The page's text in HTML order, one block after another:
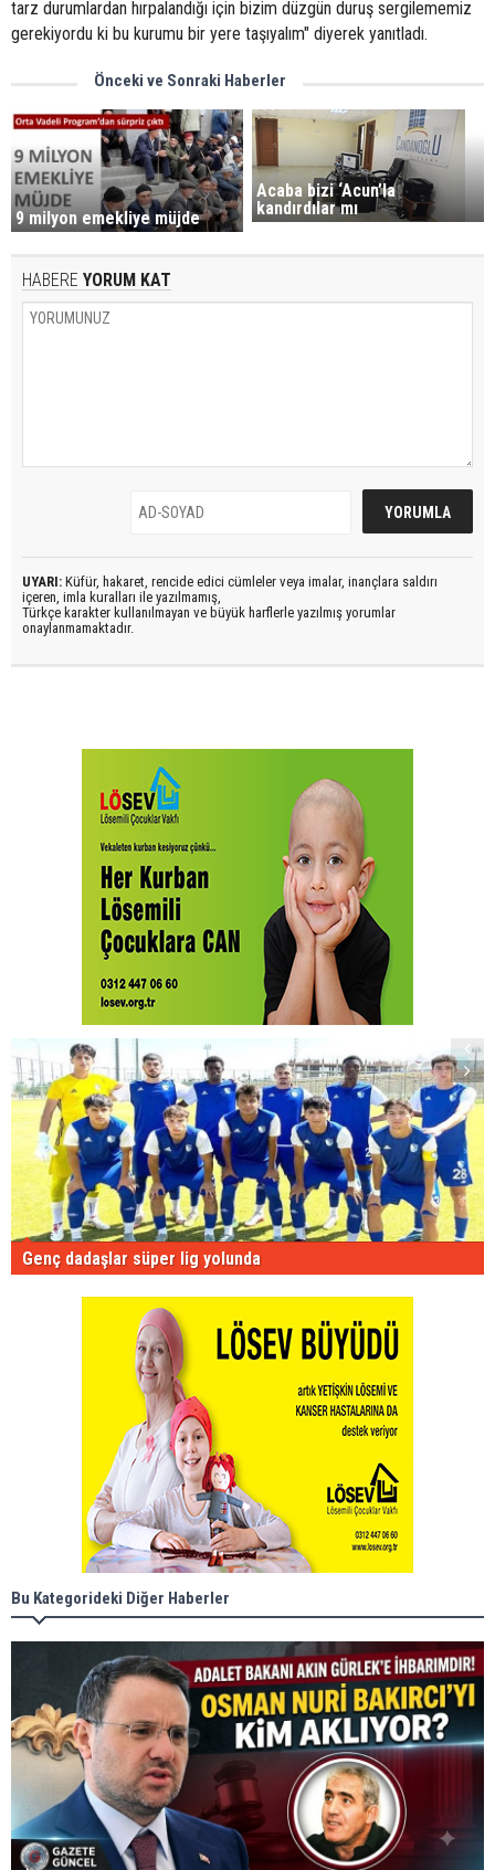
Önceki ve Sonraki Haberler
9 milyon emekliye müjde
Acaba bizi ‘Acun’la
kandırdılar mı
HABERE YORUM KAT
UYARI: Küfür, hakaret, rencide edici cümleler veya imalar, inançlara saldırı
içeren, imla kuralları ile yazılmamış,
Türkçe karakter kullanılmayan ve büyük harflerle yazılmış yorumlar
onaylanmamaktadır.
Genç dadaşlar süper lig yolunda
Bu Kategorideki Diğer Haberler